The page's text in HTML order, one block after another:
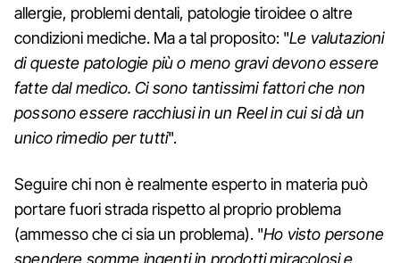
allergie, problemi dentali, patologie tiroidee o altre
condizioni mediche. Ma a tal proposito: "Le valutazioni
di queste patologie più o meno gravi devono essere
fatte dal medico. Ci sono tantissimi fattori che non
possono essere racchiusi in un Reel in cui si dà un
unico rimedio per tutti".
Seguire chi non è realmente esperto in materia può
portare fuori strada rispetto al proprio problema
(ammesso che ci sia un problema). "Ho visto persone
spendere somme ingenti in prodotti miracolosi e